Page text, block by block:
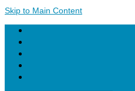
Skip to Main Content